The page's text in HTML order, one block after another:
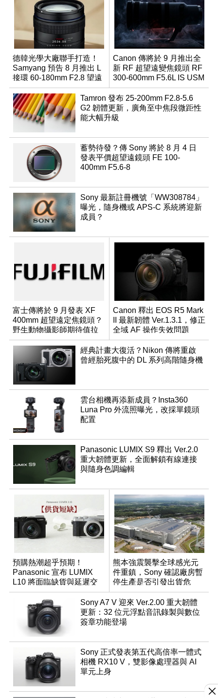
德韓光學大廠聯手打造！
Samyang 預告 8 月推出 L
接環 60-180mm F2.8 望遠
變焦鏡
Canon 傳將於 9 月推出全
新 RF 超望遠變焦鏡頭 RF
300-600mm F5.6L IS USM
Tamron 發布 25-200mm F2.8-5.6
G2 韌體更新，廣角至中焦段微距性
能大幅升級
蓄勢待發？傳 Sony 將於 8 月 4 日
發表平價超望遠鏡頭 FE 100-
400mm F5.6-8
Sony 最新註冊機號「WW308784」
曝光，隨身機或 APS-C 系統將迎新
成員？
富士傳將於 9 月發表 XF
400mm 超望遠定焦鏡頭？
野生動物攝影師期待值拉
滿
Canon 釋出 EOS R5 Mark
II 最新韌體 Ver.1.3.1，修正
全域 AF 操作失效問題
經典計畫大復活？Nikon 傳將重啟
曾經胎死腹中的 DL 系列高階隨身機
雲台相機再添新成員？Insta360
Luna Pro 外流照曝光，改採單鏡頭
配置
Panasonic LUMIX S9 釋出 Ver.2.0
重大韌體更新，全面解鎖有線連接
與隨身色調編輯
預購熱潮超乎預期！
Panasonic 宣布 LUMIX
L10 將面臨缺貨與延遲交
貨時間
熊本強震襲擊全球感光元
件重鎮，Sony 確認廠房暫
停生產是否引發出貨危
機？
Sony A7 V 迎來 Ver.2.00 重大韌體
更新：32 位元浮點音訊錄製與數位
簽章功能登場
Sony 正式發表第五代高倍率一體式
相機 RX10 V，雙影像處理器與 AI
單元上身